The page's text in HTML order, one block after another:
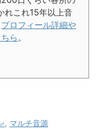
れこれ15年以上音
プロフィール詳細や
ら 。
, マルチ音源